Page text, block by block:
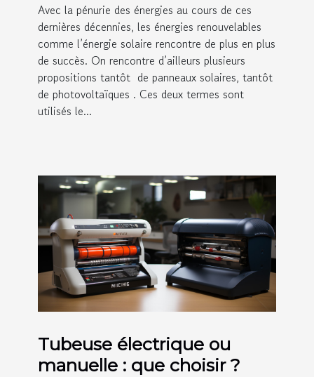
Avec la pénurie des énergies au cours de ces
dernières décennies, les énergies renouvelables
comme l’énergie solaire rencontre de plus en plus
de succès. On rencontre d’ailleurs plusieurs
propositions tantôt de panneaux solaires, tantôt
de photovoltaïques . Ces deux termes sont
utilisés le...
Tubeuse électrique ou
manuelle : que choisir ?